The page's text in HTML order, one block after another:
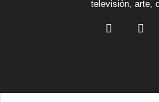
televisión, arte,